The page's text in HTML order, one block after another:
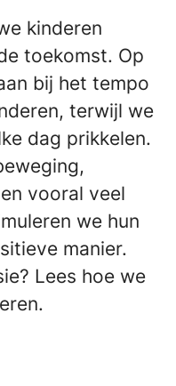
kinderen
toekomst. Op
bij het tempo
terwijl we
dag prikkelen.
vooral veel
we hun
manier.
Lees hoe we